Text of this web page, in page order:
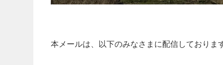
本メールは、以下のみなさまに配信しております